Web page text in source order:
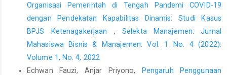
https://doi.org/10.1057/9781137280640
Joshi, K. D., Chi, L., Datta, A., & Han, S. (2010). Changing the
competitive landscape: Continuous innovation through IT-
enabled knowledge capabilities. Information Systems
Research, 21(3), pp. 472–495.
https://doi.org/10.1287/isre.1100.0298
Organisasi Pemerintah di Tengah Pandemi COVID-19
dengan Pendekatan Kapabilitas Dinamis: Studi Kasus
BPJS Ketenagakerjaan ,Selekta Manajemen: Jurnal
Mahasiswa Bisnis & Manajemen: Vol. 1 No. 4 (2022):
Volume 1, No. 4, 2022
Echwan Fauzi, Anjar Priyono,
Pengaruh Penggunaan